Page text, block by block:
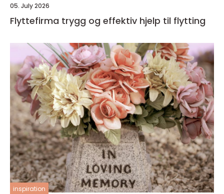
05. July 2026
Flyttefirma trygg og effektiv hjelp til flytting
inspiration